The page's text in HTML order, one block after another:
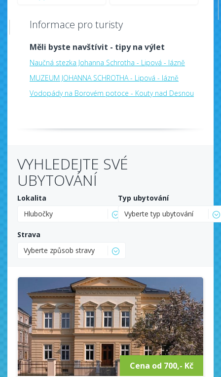
Informace pro turisty
Měli byste navštívit - tipy na výlet
Naučná stezka Johanna Schrotha - Lipová - lázně
MUZEUM JOHANNA SCHROTHA - Lipová - lázně
Vodopády na Borovém potoce - Kouty nad Desnou
VYHLEDEJTE SVÉ
UBYTOVÁNÍ
Lokalita
Hlubočky
Typ ubytování
Vyberte typ ubytování
Strava
Vyberte způsob stravy
Cena od 700,- Kč